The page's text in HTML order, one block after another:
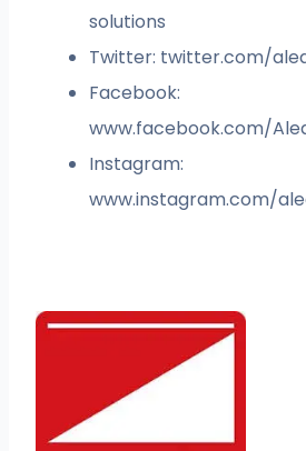
solutions
Twitter: twitter.com/
Facebook:
www.facebook.com/
Instagram:
www.instagram.com/